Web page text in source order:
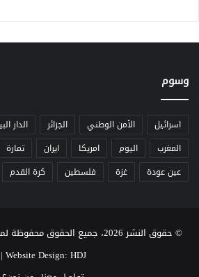
ك
ي
ة
ف
ش
وسوم
اسرائيل الأمن الوطني الجزائر الدار
المغرب
اليوم امريكا ايران تمارة
عين عودة
غزة فلسطين كرة القدم
© حقوق النشر 2026، جميع الحقوق محفوظة لموقع Heure Du Journal |
Website Design: HDJ
|